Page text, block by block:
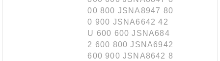
00 800 JSNA8947 80
0 900 JSNA6642 42
U 600 600 JSNA684
2 600 800 JSNA6942
600 900 JSNA8642 8